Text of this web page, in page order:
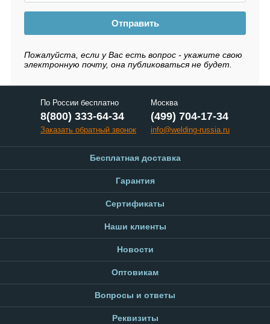
Отправить
Пожалуйста, если у Вас есть вопрос - укажите свою
электронную почту, она публиковаться не будет.
По России бесплатно
8(800) 333-64-34
Заказать обратный звонок
Москва
(499) 704-17-34
info@welding-russia.ru
Бесплатная доставка
Гарантия
Сертификаты
Наши клиенты
Новости
Оптовикам
Вопросы и ответы
Реквизиты